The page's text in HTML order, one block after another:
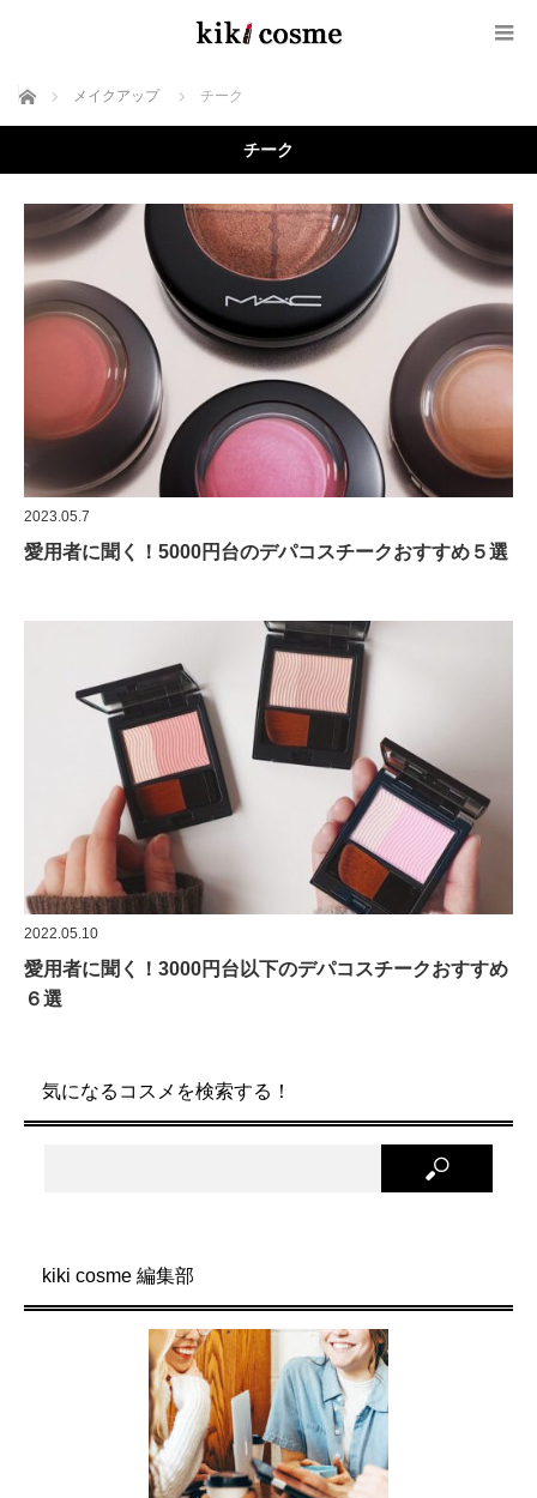
ホーム メイクアップ チーク
チーク
2023.05.7
愛用者に聞く！5000円台のデパコスチークおすすめ５選
2022.05.10
愛用者に聞く！3000円台以下のデパコスチークおすすめ
６選
気になるコスメを検索する！
kiki cosme 編集部